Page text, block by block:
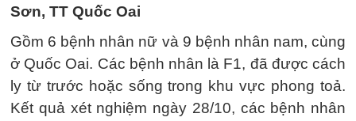
Sơn, TT Quốc Oai
Gồm 6 bệnh nhân nữ và 9 bệnh nhân nam, cùng
ở Quốc Oai. Các bệnh nhân là F1, đã được cách
ly từ trước hoặc sống trong khu vực phong toả.
Kết quả xét nghiệm ngày 28/10, các bệnh nhân